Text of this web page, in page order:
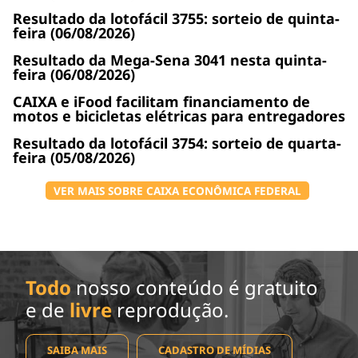
Resultado da lotofácil 3755: sorteio de quinta-
feira (06/08/2026)
Resultado da Mega-Sena 3041 nesta quinta-
feira (06/08/2026)
CAIXA e iFood facilitam financiamento de
motos e bicicletas elétricas para entregadores
Resultado da lotofácil 3754: sorteio de quarta-
feira (05/08/2026)
VER MAIS SOBRE CAIXA ECONÔMICA FEDERAL
Todo nosso conteúdo é gratuito
e de livrereprodução.
SAIBA MAIS CADASTRO DE MÍDIAS